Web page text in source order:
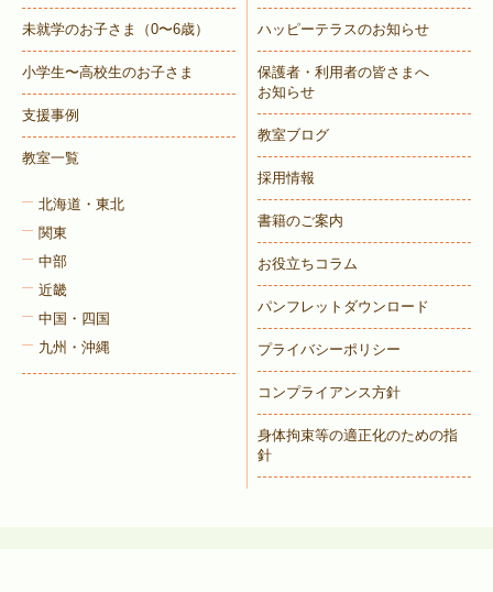
未就学のお子さま （0〜6歳）
小学生〜高校生のお子さま
支援事例
教室一覧
北海道・東北
関東
中部
近畿
中国・四国
九州・沖縄
ハッピーテラスのお知らせ
保護者・利用者の皆さまへ
お知らせ
教室ブログ
採用情報
書籍のご案内
お役立ちコラム
パンフレットダウンロード
プライバシーポリシー
コンプライアンス方針
身体拘束等の適正化のための指
針